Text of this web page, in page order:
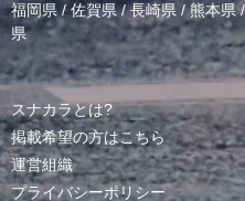
福岡県/佐賀県/長崎県 /熊本県/
県
スナカラとは?
掲載希望の方はこちら
運営組織
プライバシーポリシー